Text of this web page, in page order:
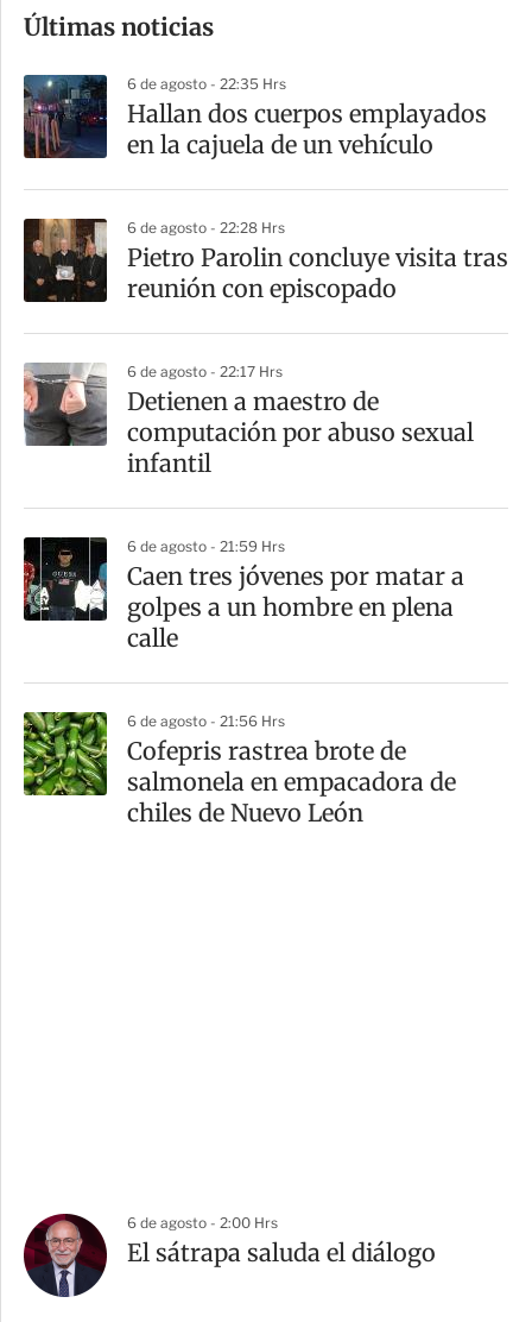
m
a
t
i
r
Últimas noticias
6 de agosto - 22:35 Hrs
Hallan dos cuerpos emplayados
en la cajuela de un vehículo
6 de agosto - 22:28 Hrs
Pietro Parolin concluye visita tras
reunión con episcopado
6 de agosto - 22:17 Hrs
Detienen a maestro de
computación por abuso sexual
infantil
6 de agosto - 21:59 Hrs
Caen tres jóvenes por matar a
golpes a un hombre en plena
calle
6 de agosto - 21:56 Hrs
Cofepris rastrea brote de
salmonela en empacadora de
chiles de Nuevo León
6 de agosto - 2:00 Hrs
El sátrapa saluda el diálogo